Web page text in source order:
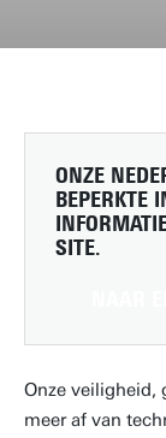
ONZE
BEPERKTE
SITE.
Onze veiligheid,
meer af van